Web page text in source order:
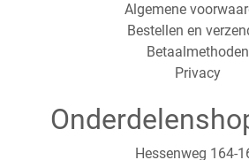
Algemene
Bestellen en
Betaalmethoden
Privacy
Hessenweg 164-